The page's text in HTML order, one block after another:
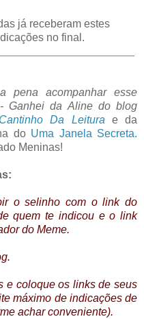
já receberam estes
no final.
pena acompanhar esse
Ganhei da Alinedo blog
Da Leitura e da
do Uma Janela Secreta.
Meninas!
oselinho com o link do
quem te indicou e o link
do Meme.
e coloque os linksde seus
máximo de indicações de
achar conveniente).